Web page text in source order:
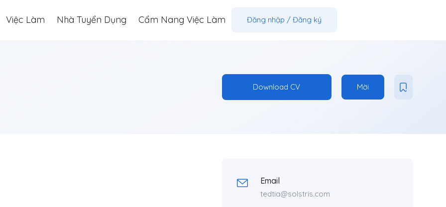
Việc Làm Nhà Tuyển Dụng Cẩm Nang Việc Làm Đăng nhập / Đăng ký
Download CV Mời
Email
tedtia@solstris.com